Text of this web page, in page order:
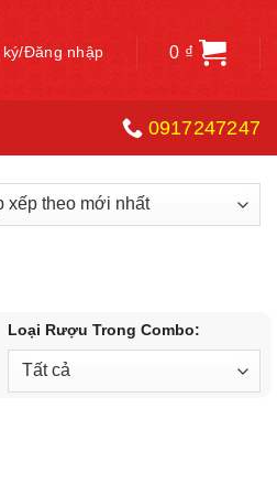
Đăng nhập 0 ₫
0917247247
Loại Rượu Trong Combo: